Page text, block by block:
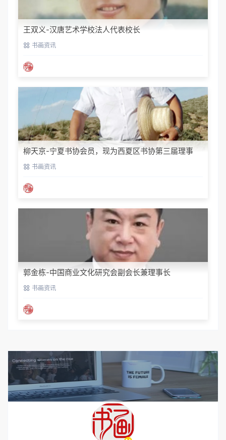
王双义-汉唐艺术学校法人代表校长
书画资讯
柳天京-宁夏书协会员，现为西夏区书协第三届理事
书画资讯
郭金栋-中国商业文化研究会副会长兼理事长
书画资讯